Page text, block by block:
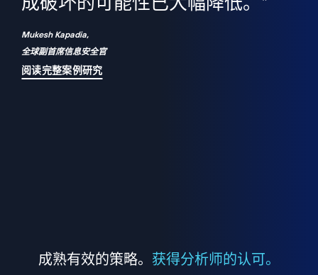
成破坏的可能性已大幅降低。"
Mukesh Kapadia,
全球副首席信息安全官
阅读完整案例研究
成熟有效的策略。 获得分析师的认可。